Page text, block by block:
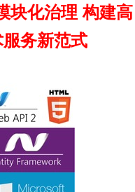
块化治理 构建高
务新范式